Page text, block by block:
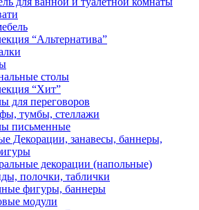
“Альтернатива”
столы
“Хит”
для переговоров
тумбы, стеллажи
письменные
Декорации, занавесы, баннеры,
декорации (напольные)
полочки, таблички
фигуры, баннеры
модули